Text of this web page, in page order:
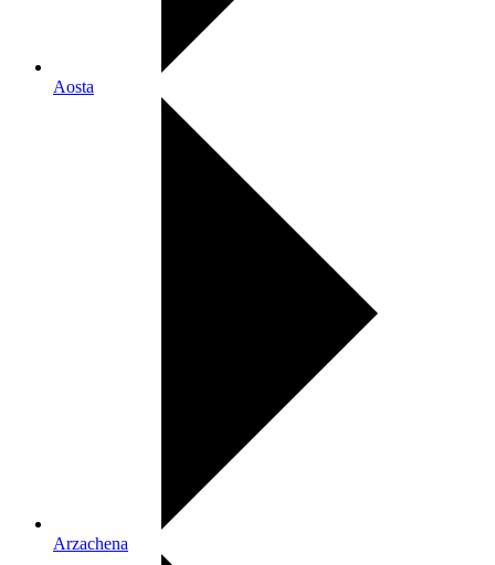
Aosta
Arzachena